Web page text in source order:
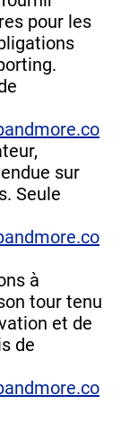
pour les
sur
Seule
à
tour tenu
et de
de